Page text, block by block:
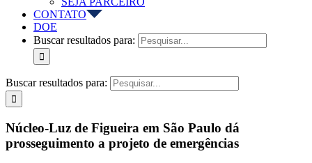
CONTATO
DOE
Buscar resultados para:
Buscar resultados para:
Núcleo-Luz de Figueira em São Paulo dá
prosseguimento a projeto de emergências